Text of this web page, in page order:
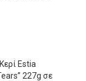
Estia
227g σε